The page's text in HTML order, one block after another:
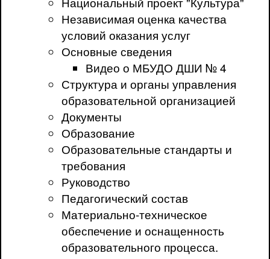
Независимая оценка качества
условий оказания услуг
Основные сведения
Видео о МБУДО ДШИ № 4
Структура и органы управления
образовательной организацией
Документы
Образование
Образовательные стандарты и
требования
Руководство
Педагогический состав
Материально-техническое
обеспечение и оснащенность
образовательного процесса.